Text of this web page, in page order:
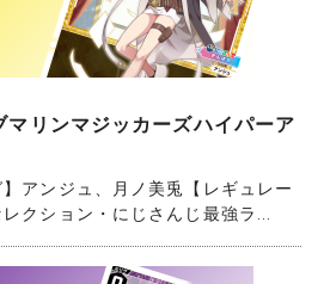
リンマジッカーズハイパーア
アンジュ、月ノ美兎【レギュレー
クション・にじさんじ最強ラ...